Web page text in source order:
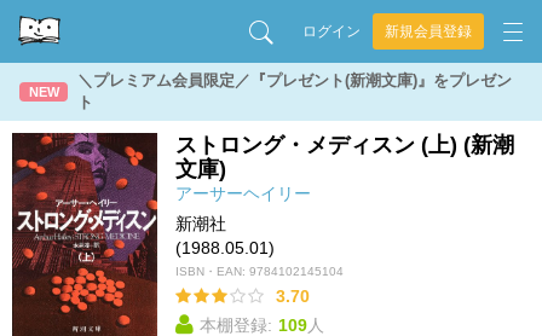
ログイン 新規会員登録
NEW
＼プレミアム会員限定／『プレゼント(新潮文庫)』をプレゼン
ト
ストロング・メディスン (上) (新潮
文庫)
アーサーヘイリー
新潮社
(1988.05.01)
ISBN・EAN: 9784102145104
3.70
本棚登録: 109人